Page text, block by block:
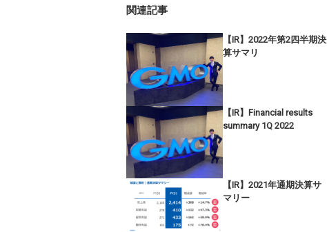
関連記事
【IR】2022年第2四半期決
算サマリ
【IR】Financial results
summary 1Q 2022
【IR】2021年通期決算サ
マリー